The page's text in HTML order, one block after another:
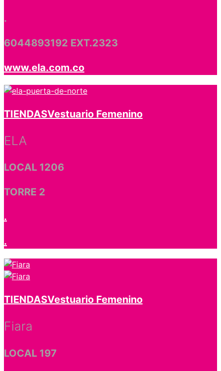
.
6044893192 EXT.2323
www.ela.com.co
TIENDASVestuario Femenino
ELA
LOCAL 1206
TORRE 2
.
.
TIENDASVestuario Femenino
Fiara
LOCAL 197